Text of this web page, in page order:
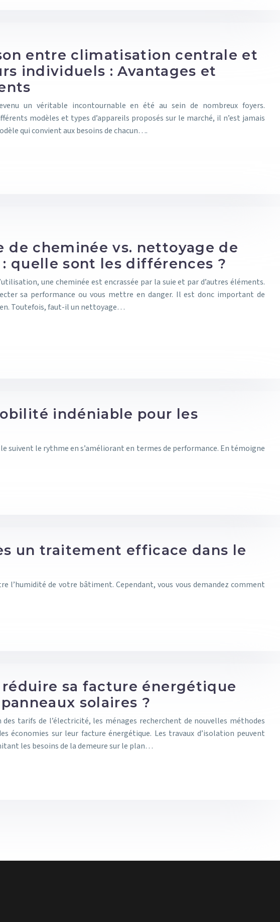
entre climatisation centrale et
individuels : Avantages et
un véritable incontournable en été au sein de nombreux foyers.
modèles et types d’appareils proposés sur le marché, il n’est jamais
qui convient aux besoins de chacun….
de cheminée vs. nettoyage de
quelle sont les différences ?
une cheminée est encrassée par la suie et par d’autres éléments.
sa performance ou vous mettre en danger. Il est donc important de
Toutefois, faut-il un nettoyage…
indéniable pour les
le rythme en s’améliorant en termes de performance. En témoigne
un traitement efficace dans le
l’humidité de votre bâtiment. Cependant, vous vous demandez comment
sa facture énergétique
solaires ?
des tarifs de l’électricité, les ménages recherchent de nouvelles méthodes
économies sur leur facture énergétique. Les travaux d’isolation peuvent
les besoins de la demeure sur le plan…